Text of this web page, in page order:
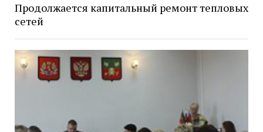
Продолжается капитальный ремонт тепловых
сетей